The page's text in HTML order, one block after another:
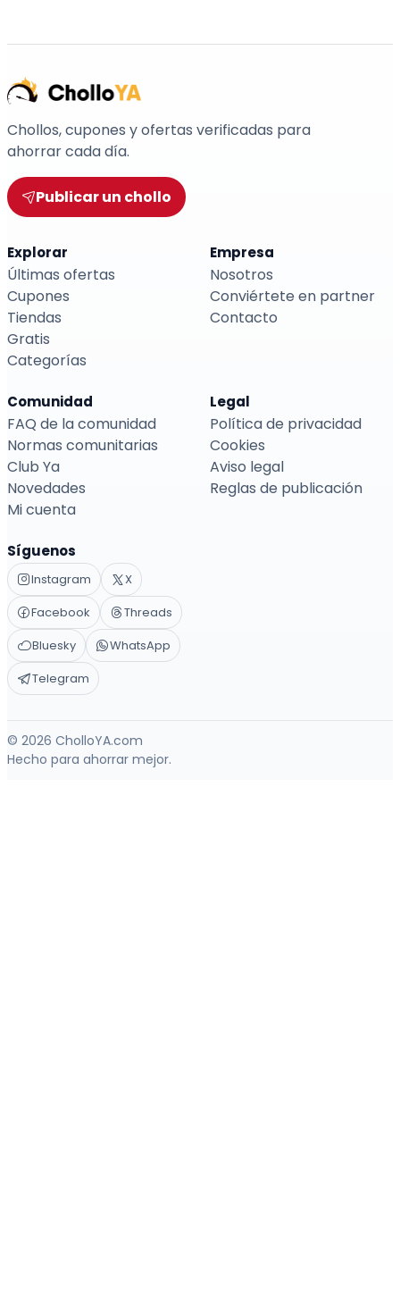
Chollos, cupones y ofertas verificadas para
ahorrar cada día.
Publicar un chollo
Explorar
Últimas ofertas
Cupones
Tiendas
Gratis
Categorías
Empresa
Nosotros
Conviértete en partner
Contacto
Comunidad
FAQ de la comunidad
Normas comunitarias
Club Ya
Novedades
Mi cuenta
Legal
Política de privacidad
Cookies
Aviso legal
Reglas de publicación
Síguenos
Instagram
X
Facebook
Threads
Bluesky
WhatsApp
Telegram
© 2026 CholloYA.com
Hecho para ahorrar mejor.